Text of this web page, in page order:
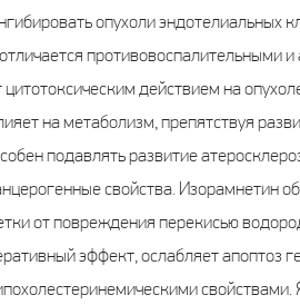
опухоли эндотелиальных
противовоспалительными
действием на
на метаболизм, препятствуя
подавлять развитие
свойства. Изорамнетин
от повреждения перекисью
эффект, ослабляет апоптоз